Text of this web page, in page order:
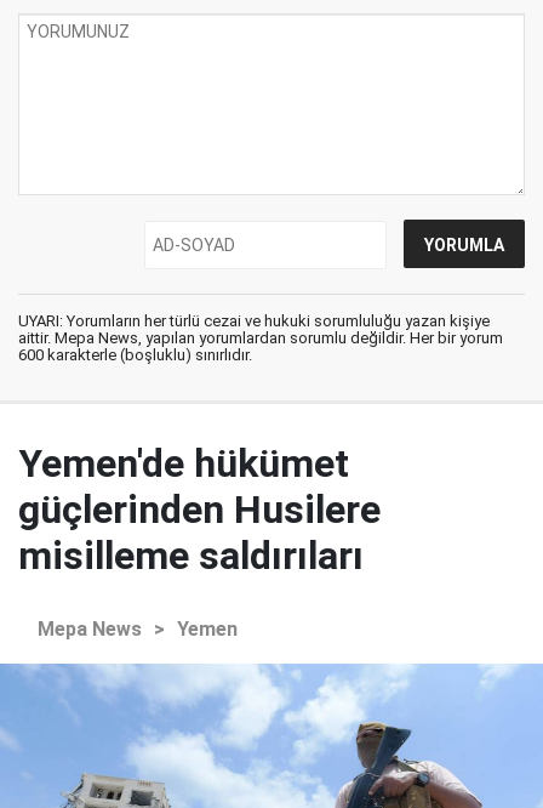
UYARI: Yorumların her türlü cezai ve hukuki sorumluluğu yazan kişiye
aittir. Mepa News, yapılan yorumlardan sorumlu değildir. Her bir yorum
600 karakterle (boşluklu) sınırlıdır.
Yemen'de hükümet
güçlerinden Husilere
misilleme saldırıları
Mepa News > Yemen